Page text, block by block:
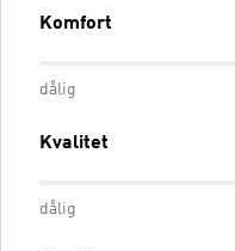
Komfort
dålig
Kvalitet
dålig